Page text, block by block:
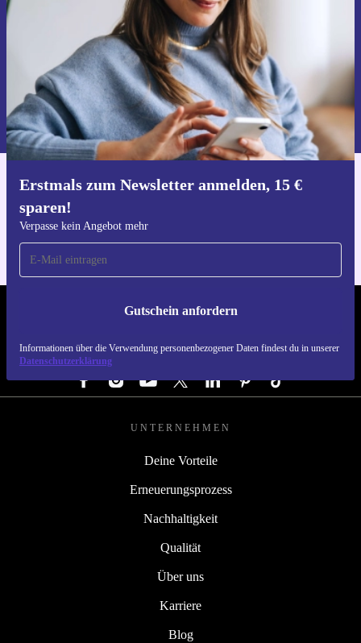
Erstmals zum Newsletter anmelden, 15 €
sparen!
Verpasse kein Angebot mehr
Gutschein anfordern
Informationen über die Verwendung personenbezogener Daten findest du in unserer
Datenschutzerklärung
Gutschein anfordern
Informationen über die Verwendung personenbezogener Daten findest
du in unserer
Datenschutzerklärung.
Hol dir die refurbed-App
REFURBED DEUTSCHLAND - RETHINK NEW.
FOLGE UNS
UNTERNEHMEN
Deine Vorteile
Erneuerungsprozess
Nachhaltigkeit
Qualität
Über uns
Karriere
Blog